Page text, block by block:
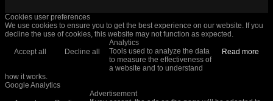
Cookies user preferences
We use cookies to ensure you to get the best experience on our website. If you
decline the use of cookies, this website may not function as expected.
Accept all Decline all Read more
Analytics
Tools used to analyze the data
to measure the effectiveness of
a website and to understand
how it works.
Google Analytics
Advertisement